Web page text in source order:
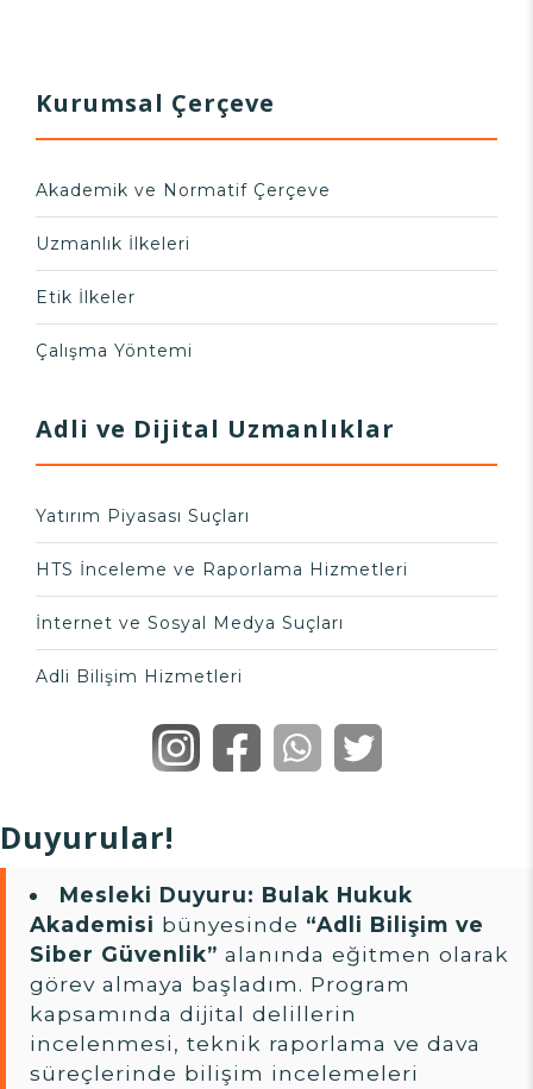
Kurumsal Çerçeve
Akademik ve Normatif Çerçeve
Uzmanlık İlkeleri
Etik İlkeler
Çalışma Yöntemi
Adli ve Dijital Uzmanlıklar
Yatırım Piyasası Suçları
HTS İnceleme ve Raporlama Hizmetleri
İnternet ve Sosyal Medya Suçları
Adli Bilişim Hizmetleri
Duyurular!
Mesleki Duyuru: Bulak Hukuk
Akademisi bünyesinde “Adli Bilişim ve
Siber Güvenlik” alanında eğitmen olarak
görev almaya başladım. Program
kapsamında dijital delillerin
incelenmesi, teknik raporlama ve dava
süreçlerinde bilişim incelemeleri